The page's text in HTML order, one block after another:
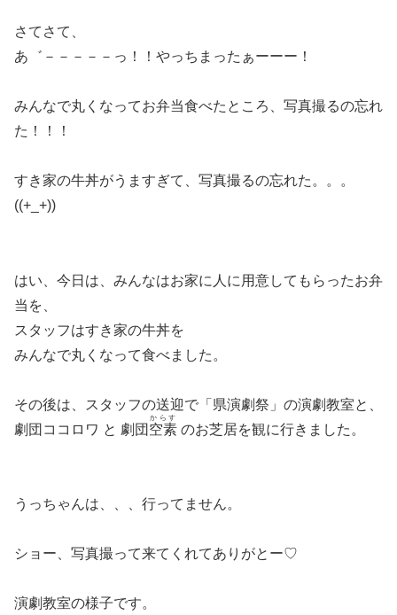
さてさて、
あ゛－－－－－っ！！やっちまったぁーーー！
みんなで丸くなってお弁当食べたところ、写真撮るの忘れ
た！！！
すき家の牛丼がうますぎて、写真撮るの忘れた。。。
((+_+))
はい、今日は、みんなはお家に人に用意してもらったお弁
当を、
スタッフはすき家の牛丼を
みんなで丸くなって食べました。
その後は、スタッフの送迎で「県演劇祭」の演劇教室と、
劇団ココロワ と 劇団 空素
からす
のお芝居を観に行きました。
うっちゃんは、、、行ってません。
ショー、写真撮って来てくれてありがとー♡
演劇教室の様子です。